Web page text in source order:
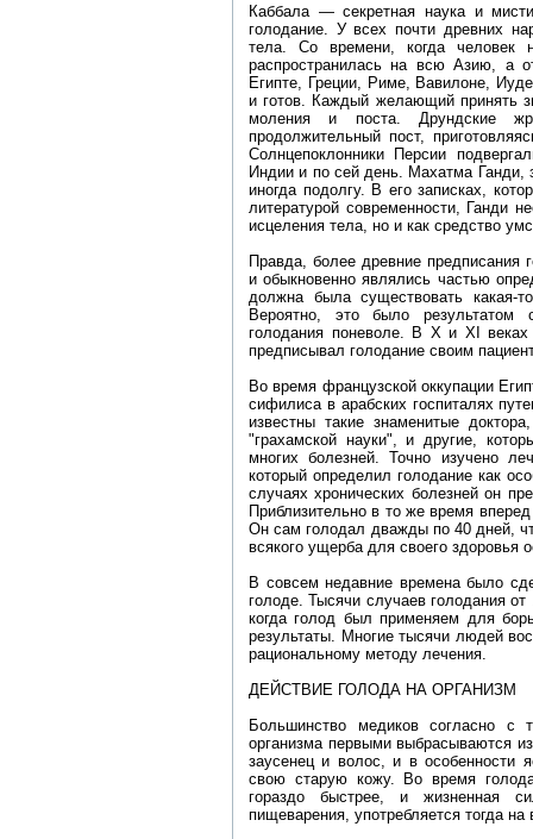
Каббала — секретная наука и
голодание. У всех почти древних
тела. Со времени, когда человек
распространилась на всю Азию, а
Египте, Греции, Риме, Вавилоне,
и готов. Каждый желающий принять
моления и поста. Друндские
продолжительный пост,
Солнцепоклонники Персии
Индии и по сей день. Махатма Ганди,
иногда подолгу. В его записках,
литературой современности, Ганди
исцеления тела, но и как средство
Правда, более древние предписания
и обыкновенно являлись частью
должна была существовать какая-
Вероятно, это было результатом
голодания поневоле. В X и XI веках
предписывал голодание своим
Во время французской оккупации
сифилиса в арабских госпиталях
известны такие знаменитые
"грахамской науки", и другие,
многих болезней. Точно изучено
который определил голодание как
случаях хронических болезней он
Приблизительно в то же время
Он сам голодал дважды по 40 дней,
всякого ущерба для своего здоровья
В совсем недавние времена было
голоде. Тысячи случаев голодания
когда голод был применяем для
результаты. Многие тысячи людей
рациональному методу лечения.
ДЕЙСТВИЕ ГОЛОДА НА ОРГАНИЗМ
Большинство медиков согласно с
организма первыми выбрасываются
заусенец и волос, и в особенности
свою старую кожу. Во время
гораздо быстрее, и жизненная
пищеварения, употребляется тогда